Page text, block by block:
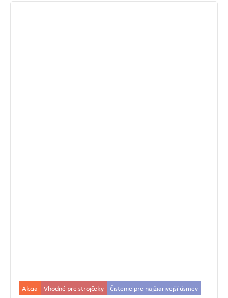
Akcia Vhodné pre strojčeky Čistenie pre najžiarivejší úsmev